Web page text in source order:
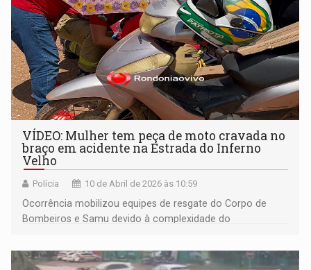
VÍDEO: Mulher tem peça de moto cravada no
braço em acidente na Estrada do Inferno
Velho
Polícia 10 de Abril de 2026 às 10:59
Ocorrência mobilizou equipes de resgate do Corpo de
Bombeiros e Samu devido à complexidade do